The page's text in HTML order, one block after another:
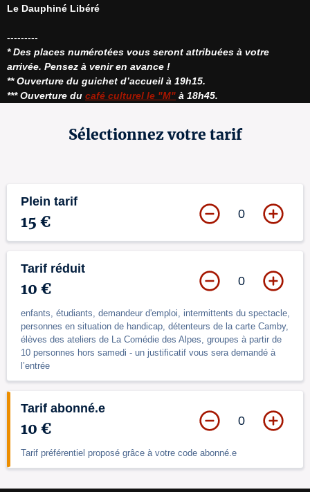
Le Dauphiné Libéré
* Des places numérotées vous seront attribuées à votre
arrivée. Pensez à venir en avance !
** Ouverture du guichet d’accueil à 19h15.
*** Ouverture du café culturel le "M" à 18h45.
Sélectionnez votre tarif
Plein tarif
15 € 0
Tarif réduit
10 €
enfants, étudiants, demandeur d'emploi, intermittents du spectacle,
personnes en situation de handicap, détenteurs de la carte Camby,
élèves des ateliers de La Comédie des Alpes, groupes à partir de
10 personnes hors samedi - un justificatif vous sera demandé à
l’entrée
0
Tarif abonné.e
10 €
Tarif préférentiel proposé grâce à votre code abonné.e
0